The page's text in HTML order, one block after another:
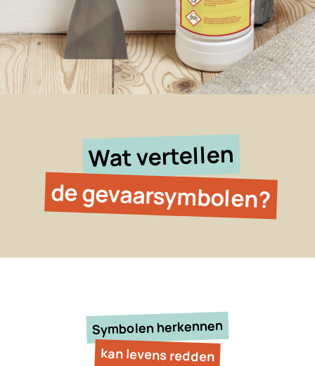
Wat vertellen
de gevaarsymbolen?
Symbolen herkennen
kan levens redden